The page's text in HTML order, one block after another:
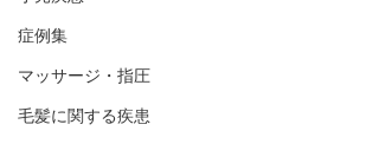
症例集
マッサージ・指圧
毛髪に関する疾患